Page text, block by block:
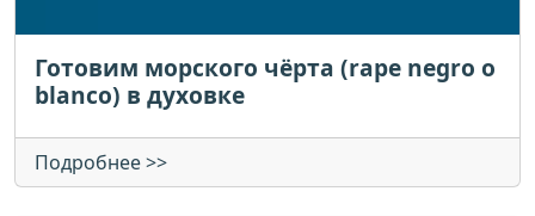
Готовим морского чёрта (rape negro o
blanco) в духовке
Подробнее >>